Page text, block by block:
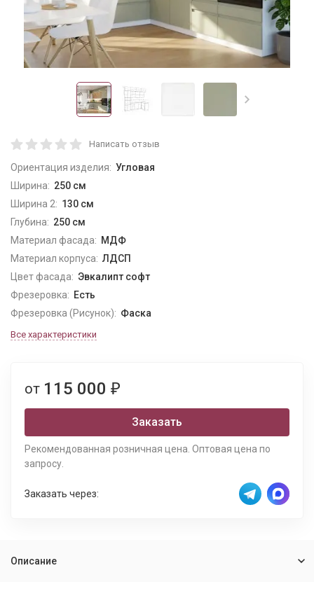
Написать отзыв
Ориентация изделия: Угловая
Ширина: 250 см
Ширина 2: 130 см
Глубина: 250 см
Материал фасада: МДФ
Материал корпуса: ЛДСП
Цвет фасада: Эвкалипт софт
Фрезеровка: Есть
Фрезеровка (Рисунок): Фаска
Все характеристики
от 115 000 ₽
Заказать
Рекомендованная розничная цена. Оптовая цена по
запросу.
Заказать через:
Описание